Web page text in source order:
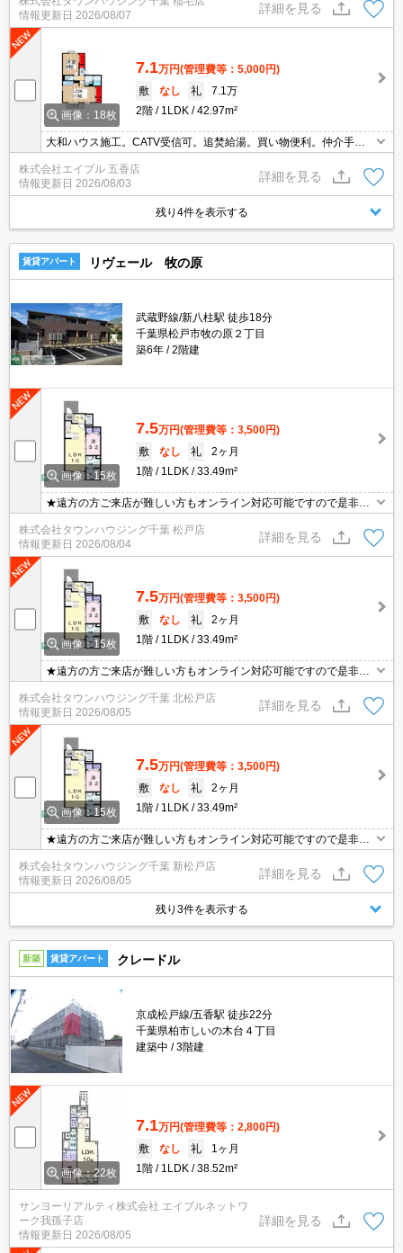
ご対応可能です。
情報更新日 2026/08/07
詳細を見る
画像：18枚
7.1万円(管理費等：5,000円)
敷
なし 礼
7.1万
2階
1LDK 42.97m²
大和ハウス施工。CATV受信可。追焚給湯。買い物便利。仲介手数
料家賃の0.55ヶ月分。日当たり良好。収納たっぷり。インターネッ
ト無料。駐車場は敷地内。
株式会社エイブル 五香店
情報更新日 2026/08/03
詳細を見る
残り4件を表示する
賃貸アパート リヴェール 牧の原
武蔵野線/新八柱駅 徒歩18分
千葉県松戸市牧の原２丁目
築6年
2階建
画像：15枚
7.5万円(管理費等：3,500円)
敷
なし 礼
2ヶ月
1階
1LDK 33.49m²
★遠方の方ご来店が難しい方もオンライン対応可能ですので是非一
度ご相談くださいませ！お部屋探しはタウンハウジングにお任せ下
さい★
株式会社タウンハウジング千葉 松戸店
情報更新日 2026/08/04
詳細を見る
画像：15枚
7.5万円(管理費等：3,500円)
敷
なし 礼
2ヶ月
1階
1LDK 33.49m²
★遠方の方ご来店が難しい方もオンライン対応可能ですので是非一
度ご相談くださいませ！お部屋探しはタウンハウジングにお任せ下
さい★
株式会社タウンハウジング千葉 北松戸店
情報更新日 2026/08/05
詳細を見る
画像：15枚
7.5万円(管理費等：3,500円)
敷
なし 礼
2ヶ月
1階
1LDK 33.49m²
★遠方の方ご来店が難しい方もオンライン対応可能ですので是非一
度ご相談くださいませ！お部屋探しはタウンハウジングにお任せ下
さい★
株式会社タウンハウジング千葉 新松戸店
情報更新日 2026/08/05
詳細を見る
残り3件を表示する
新築 賃貸アパート クレードル
京成松戸線/五香駅 徒歩22分
千葉県柏市しいの木台４丁目
建築中
3階建
画像：22枚
7.1万円(管理費等：2,800円)
敷
なし 礼
1ヶ月
1階
1LDK 38.52m²
サンヨーリアルティ株式会社 エイブルネットワ
ーク我孫子店
情報更新日 2026/08/05
詳細を見る